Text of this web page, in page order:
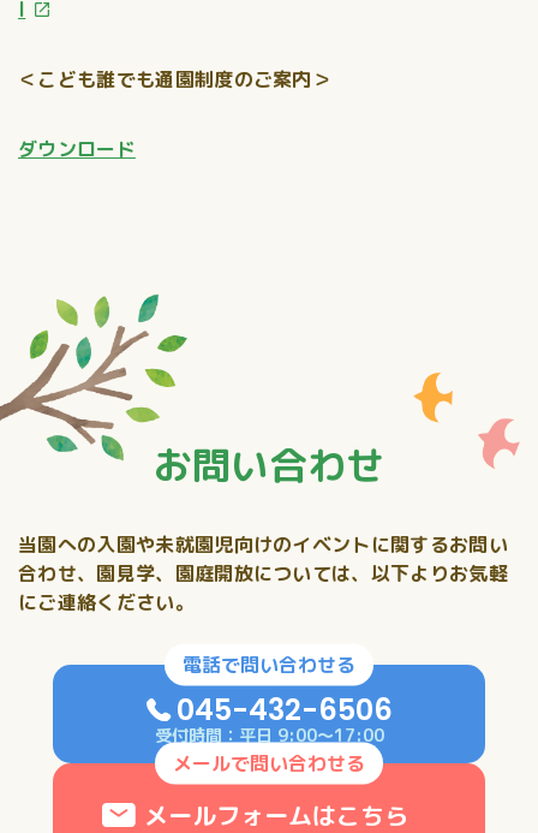
l
＜こども誰でも通園制度のご案内＞
ダウンロード
お問い合わせ
当園への入園や未就園児向けのイベントに関するお問い
合わせ、 園見学、園庭開放については、以下よりお気軽
にご連絡ください。
電話で問い合わせる
045-432-6506
受付時間：平日 9:00〜17:00
メールで問い合わせる
メールフォームはこちら